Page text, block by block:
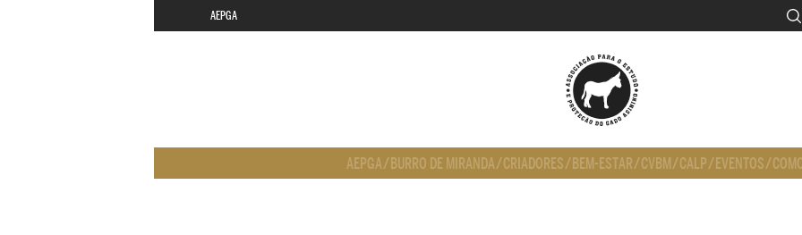
AEPGA
AEPGA/ BURRO DE MIRANDA/CRIADORES/ BEM-ESTAR/CVBM/CALP/ EVENTOS/